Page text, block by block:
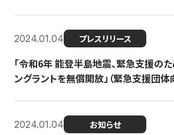
2024.01.04 プレスリリース
「令和6年 能登半島地震、緊急支援の
ングラントを無償開放」（緊急支援団体
2024.01.04 お知らせ